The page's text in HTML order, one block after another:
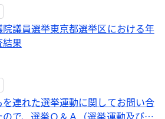
議員選挙東京都選挙区における年
果
連れた選挙運動に関してお問い合
で、選挙Ｑ＆Ａ（選挙運動及び政